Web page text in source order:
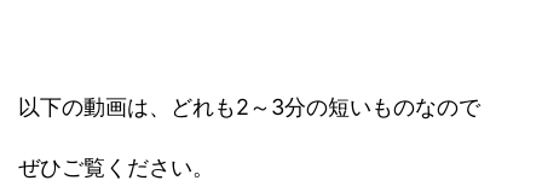
以下の動画は、どれも2～3分の短いものなので
ぜひご覧ください。